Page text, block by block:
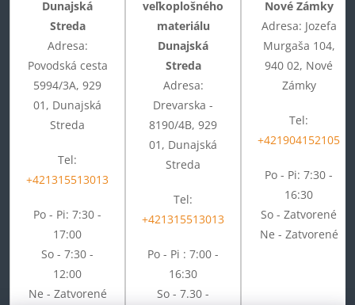
Dunajská
Streda
Adresa:
Povodská cesta
5994/3A, 929
01, Dunajská
Streda
Tel:
+421315513013
Po - Pi: 7:30 -
17:00
So - 7:30 -
12:00
Ne - Zatvorené
veľkoplošného
materiálu
Dunajská
Streda
Adresa:
Drevarska -
8190/4B, 929
01, Dunajská
Streda
Tel:
+421315513013
Po - Pi : 7:00 -
16:30
So - 7.30 -
Nové Zámky
Adresa: Jozefa
Murgaša 104,
940 02, Nové
Zámky
Tel:
+421904152105
Po - Pi: 7:30 -
16:30
So - Zatvorené
Ne - Zatvorené